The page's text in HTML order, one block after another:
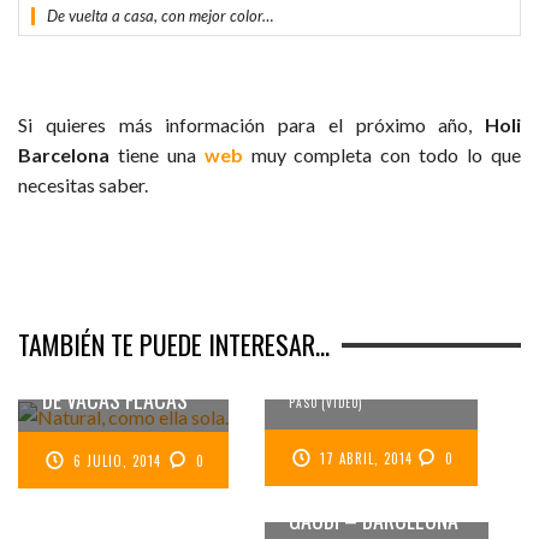
De vuelta a casa, con mejor color…
Si quieres más información para el próximo año, Holi
Barcelona tiene una web muy completa con todo lo que
necesitas saber.
TAMBIÉN TE PUEDE INTERESAR...
POSTUREO CON
DE VACAS FLACAS
6 JULIO, 2014 0
BARCELONA 2014
PASÓ (VÍDEO)
17 ABRIL, 2014 0
NITS MÀGIQUES EN
LA CASA BATLLÓ DE
GAUDÍ – BARCELONA